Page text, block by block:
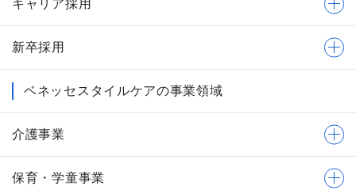
キャリア採用
新卒採用
ベネッセスタイルケアの事業領域
介護事業
保育・学童事業